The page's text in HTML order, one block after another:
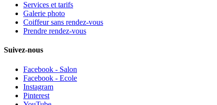
Services et tarifs
Galerie photo
Coiffeur sans rendez-vous
Prendre rendez-vous
Suivez-nous
Facebook - Salon
Facebook - Ecole
Instagram
Pinterest